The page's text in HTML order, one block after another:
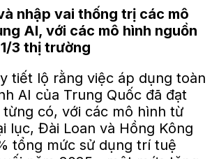
nhập vai thống trị các mô
AI, với các mô hình nguồn
3 thị trường
tiết lộ rằng việc áp dụng toàn
AI của Trung Quốc đã đạt
có, với các mô hình từ
lục, Đài Loan và Hồng Kông
tổng mức sử dụng trí tuệ